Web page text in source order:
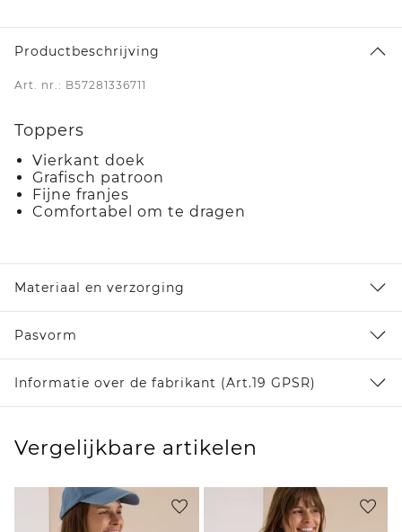
Productbeschrijving
Art. nr.: B57281336711
Toppers
Vierkant doek
Grafisch patroon
Fijne franjes
Comfortabel om te dragen
Materiaal en verzorging
Pasvorm
Informatie over de fabrikant (Art.19 GPSR)
Vergelijkbare artikelen